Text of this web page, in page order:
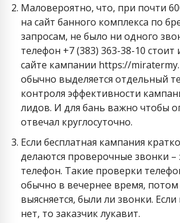
Маловероятно, что, при почти
на сайт банного комплекса по
запросам, не было ни одного
телефон +7 (383) 363-38-10
сайте кампании https://
обычно выделяется отдельный
контроля эффективности
лидов. И для бань важно чтобы
отвечал круглосуточно.
Если бесплатная кампания
делаются проверочные звонки –
телефон. Такие проверки
обычно в вечернее время, потом
выясняется, были ли звонки. Если
нет, то заказчик лукавит.